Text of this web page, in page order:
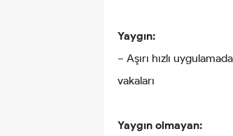
Yaygın:
− Aşırı hızlı
vakaları
Yaygın olmayan: